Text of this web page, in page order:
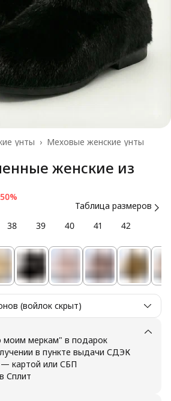
Меховые женские унты
унты ›
женские из
50%
Таблица размеров
38 39 40 41
42
(войлок скрыт)
меркам" в подарок
в пункте выдачи СДЭК
картой или СБП
Сплит